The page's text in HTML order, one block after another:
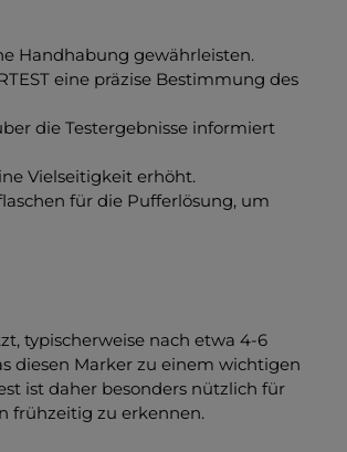
Handhabung gewährleisten.
eine präzise Bestimmung des
die Testergebnisse informiert
Vielseitigkeit erhöht.
für die Pufferlösung, um
typischerweise nach etwa 4-6
diesen Marker zu einem wichtigen
ist daher besonders nützlich für
frühzeitig zu erkennen.